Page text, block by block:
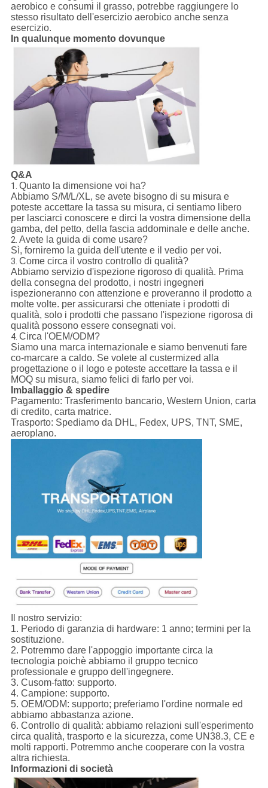
aerobico e consumi il grasso, potrebbe raggiungere lo
stesso risultato dell'esercizio aerobico anche senza
esercizio.
In qualunque momento dovunque
Q&A
1. Quanto la dimensione voi ha?
Abbiamo S/M/L/XL, se avete bisogno di su misura e
poteste accettare la tassa su misura, ci sentiamo libero
per lasciarci conoscere e dirci la vostra dimensione della
gamba, del petto, della fascia addominale e delle anche.
2. Avete la guida di come usare?
Sì, forniremo la guida dell'utente e il vedio per voi.
3. Come circa il vostro controllo di qualità?
Abbiamo servizio d'ispezione rigoroso di qualità. Prima
della consegna del prodotto, i nostri ingegneri
ispezioneranno con attenzione e proveranno il prodotto a
molte volte. per assicurarsi che otteniate i prodotti di
qualità, solo i prodotti che passano l'ispezione rigorosa di
qualità possono essere consegnati voi.
4. Circa l'OEM/ODM?
Siamo una marca internazionale e siamo benvenuti fare
co-marcare a caldo. Se volete al custermized alla
progettazione o il logo e poteste accettare la tassa e il
MOQ su misura, siamo felici di farlo per voi.
Imballaggio & spedire
Pagamento: Trasferimento bancario, Western Union, carta
di credito, carta matrice.
Trasporto: Spediamo da DHL, Fedex, UPS, TNT, SME,
aeroplano.
Il nostro servizio:
1. Periodo di garanzia di hardware: 1 anno; termini per la
sostituzione.
2. Potremmo dare l'appoggio importante circa la
tecnologia poichè abbiamo il gruppo tecnico
professionale e gruppo dell'ingegnere.
3. Cusom-fatto: supporto.
4. Campione: supporto.
5. OEM/ODM: supporto; preferiamo l'ordine normale ed
abbiamo abbastanza azione.
6. Controllo di qualità: abbiamo relazioni sull'esperimento
circa qualità, trasporto e la sicurezza, come UN38.3, CE e
molti rapporti. Potremmo anche cooperare con la vostra
altra richiesta.
Informazioni di società